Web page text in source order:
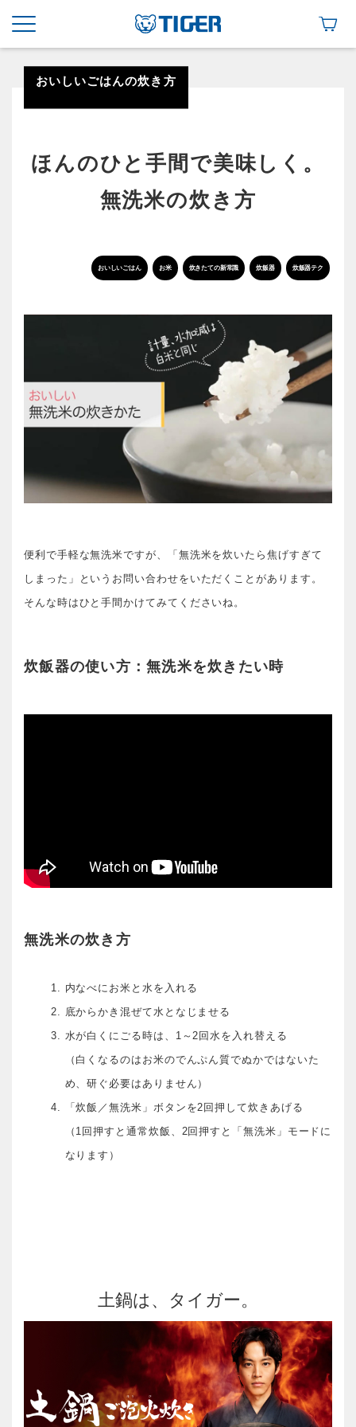
おいしいごはんの炊き方
ほんのひと手間で美味しく。
無洗米の炊き方
おいしいごはん お米 炊きたての新常識 炊飯器 炊飯器テク
便利で手軽な無洗米ですが、「無洗米を炊いたら焦げすぎて
しまった」というお問い合わせをいただくことがあります。
そんな時はひと手間かけてみてくださいね。
炊飯器の使い方：無洗米を炊きたい時
無洗米の炊き方
内なべにお米と水を入れる
底からかき混ぜて水となじませる
水が白くにごる時は、1～2回水を入れ替える
（白くなるのはお米のでんぷん質でぬかではないた
め、研ぐ必要はありません）
「炊飯／無洗米」ボタンを2回押して炊きあげる
（1回押すと通常炊飯、2回押すと「無洗米」モードに
なります）
土鍋は、タイガー。